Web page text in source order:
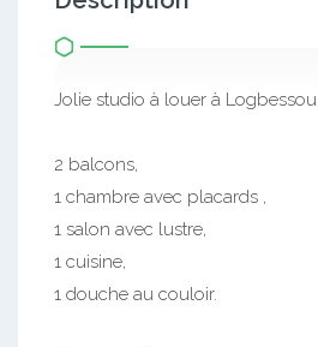
Jolie studio à louer à Logbessou
2 balcons,
1 chambre avec placards ,
1 salon avec lustre,
1 cuisine,
1 douche au couloir.